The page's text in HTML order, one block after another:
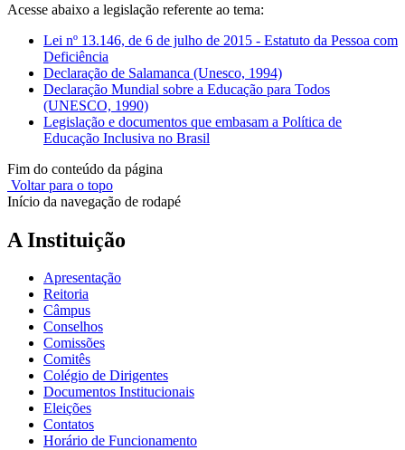
Acesse abaixo a legislação referente ao tema:
Lei nº 13.146, de 6 de julho de 2015 - Estatuto da Pessoa com
Deficiência
Declaração de Salamanca (Unesco, 1994)
Declaração Mundial sobre a Educação para Todos
(UNESCO, 1990)
Legislação e documentos que embasam a Política de
Educação Inclusiva no Brasil
Fim do conteúdo da página
Voltar para o topo
Início da navegação de rodapé
A Instituição
Apresentação
Reitoria
Câmpus
Conselhos
Comissões
Comitês
Colégio de Dirigentes
Documentos Institucionais
Eleições
Contatos
Horário de Funcionamento